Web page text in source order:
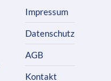
Impressum
Datenschutz
AGB
Kontakt